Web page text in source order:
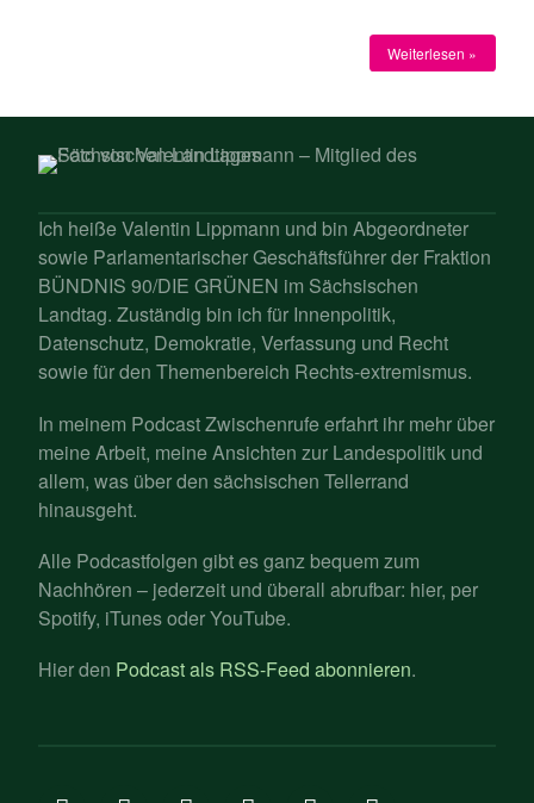
Weiterlesen »
Ich heiße Valentin Lippmann und bin Abgeordneter
sowie Parlamentarischer Geschäftsführer der Fraktion
BÜNDNIS 90/DIE GRÜNEN im Sächsischen
Landtag. Zuständig bin ich für Innenpolitik,
Datenschutz, Demokratie, Verfassung und Recht
sowie für den Themenbereich Rechts-extremismus.
In meinem Podcast Zwischenrufe erfahrt ihr mehr über
meine Arbeit, meine Ansichten zur Landespolitik und
allem, was über den sächsischen Tellerrand
hinausgeht.
Alle Podcastfolgen gibt es ganz bequem zum
Nachhören – jederzeit und überall abrufbar: hier, per
Spotify, iTunes oder YouTube.
Hier den Podcast als RSS-Feed abonnieren.